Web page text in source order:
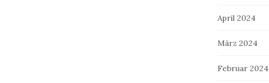
April 2024
März 2024
Februar 2024